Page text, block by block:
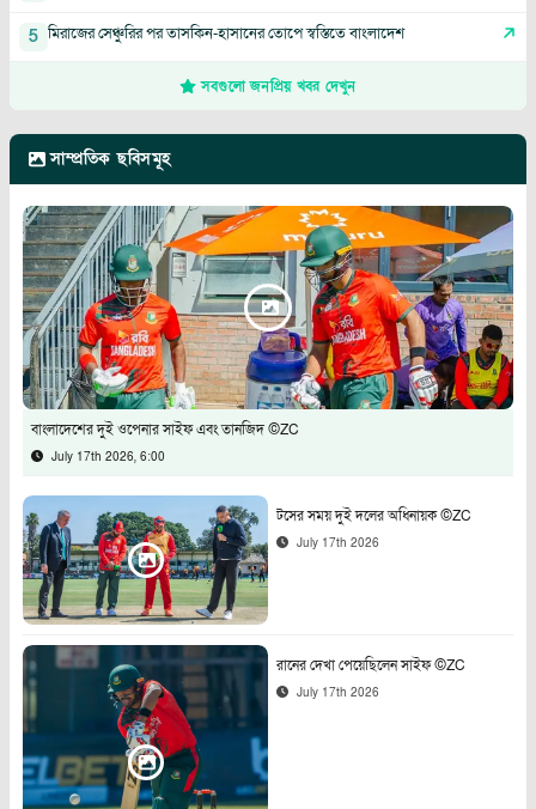
5 মিরাজের সেঞ্চুরির পর তাসকিন-হাসানের তোপে স্বস্তিতে বাংলাদেশ
সবগুলো জনপ্রিয় খবর দেখুন
সাম্প্রতিক ছবিসমূহ
বাংলাদেশের দুই ওপেনার সাইফ এবং তানজিদ ©ZC
July 17th 2026, 6:00
টসের সময় দুই দলের অধিনায়ক ©ZC
July 17th 2026
রানের দেখা পেয়েছিলেন সাইফ ©ZC
July 17th 2026